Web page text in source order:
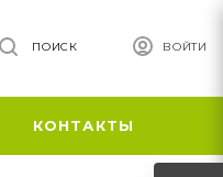
ВОЙТИ
ПОИСК
КОНТАКТЫ